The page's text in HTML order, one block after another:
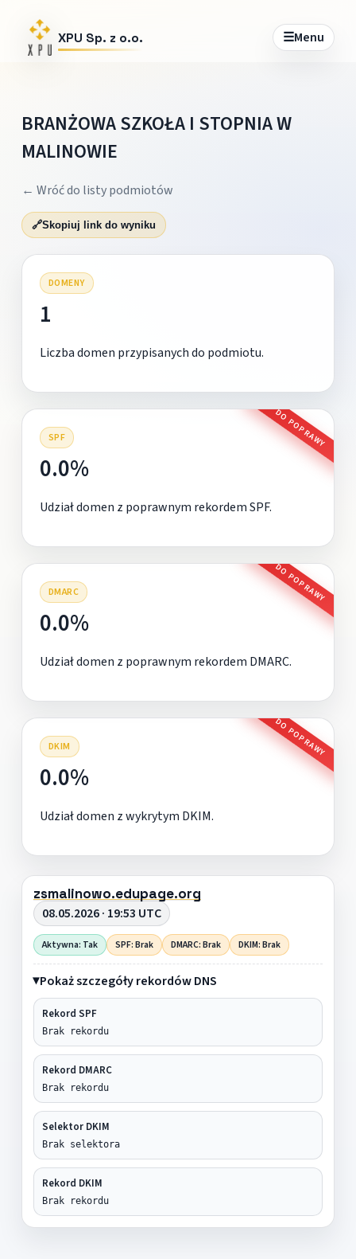
XPU Sp. z o.o. ☰Menu
BRANŻOWA SZKOŁA I STOPNIA W
MALINOWIE
← Wróć do listy podmiotów
🔗Skopiuj link do wyniku
DOMENY
1
Liczba domen przypisanych do podmiotu.
SPF DO POPRAWY
0.0%
Udział domen z poprawnym rekordem SPF.
DMARC DO POPRAWY
0.0%
Udział domen z poprawnym rekordem DMARC.
DKIM DO POPRAWY
0.0%
Udział domen z wykrytym DKIM.
zsmalinowo.edupage.org
08.05.2026 · 19:53 UTC
Aktywna: Tak SPF: Brak DMARC: Brak DKIM: Brak
Pokaż szczegóły rekordów DNS
Rekord SPF
Brak rekordu
Rekord DMARC
Brak rekordu
Selektor DKIM
Brak selektora
Rekord DKIM
Brak rekordu